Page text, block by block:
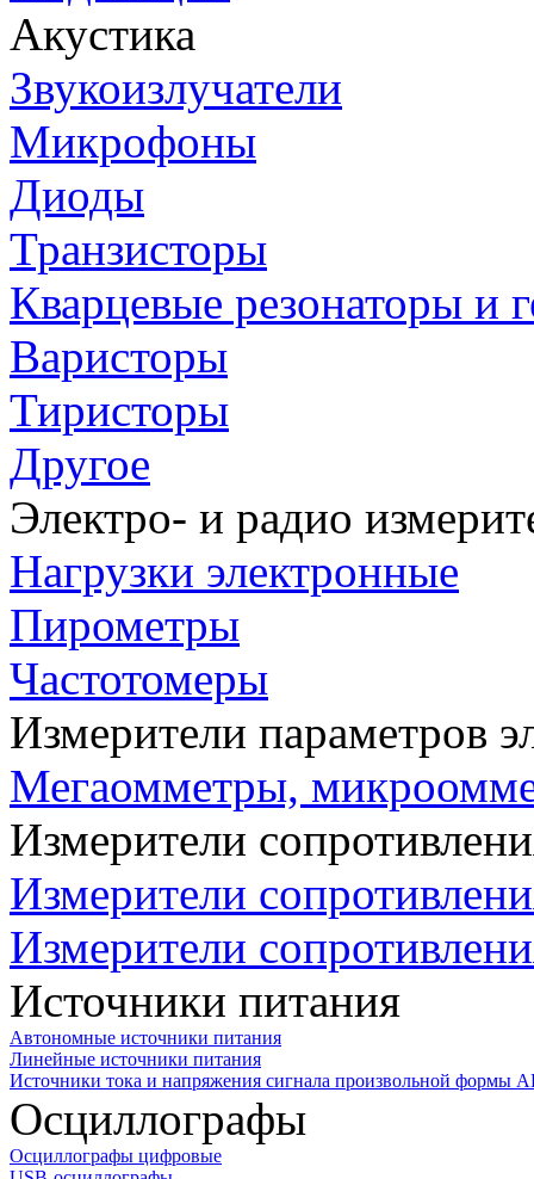
Акустика
Звукоизлучатели
Микрофоны
Диоды
Транзисторы
Кварцевые резонаторы и
Варисторы
Тиристоры
Другое
Электро- и радио
Нагрузки электронные
Пирометры
Частотомеры
Измерители параметров
Мегаомметры,
Измерители
Измерители
Измерители
Источники питания
Автономные источники питания
Линейные источники питания
Источники тока и напряжения сигнала произвольной формы
Осциллографы
Осциллографы цифровые